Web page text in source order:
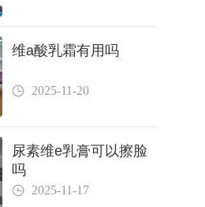
维a酸乳霜有用吗
2025-11-20
尿素维e乳膏可以擦脸
吗
2025-11-17